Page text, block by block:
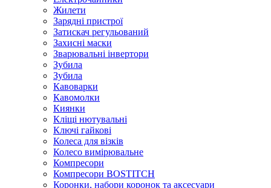
Жилети
Зарядні пристрої
Затискач регульований
Захисні маски
Зварювальні інвертори
Зубила
Зубила
Кавоварки
Кавомолки
Киянки
Кліщі нютувальні
Ключі гайкові
Колеса для візків
Колесо вимірювальне
Компресори
Компресори BOSTITCH
Коронки, набори коронок та аксесуари